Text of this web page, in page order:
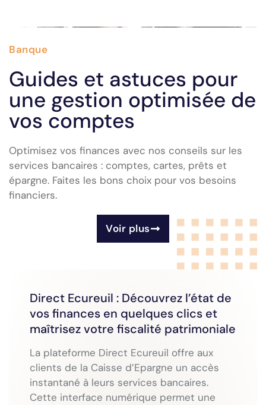
Banque
Guides et astuces pour
une gestion optimisée de
vos comptes
Optimisez vos finances avec nos conseils sur les
services bancaires : comptes, cartes, prêts et
épargne. Faites les bons choix pour vos besoins
financiers.
Voir plus
Direct Ecureuil : Découvrez l’état de
vos finances en quelques clics et
maîtrisez votre fiscalité patrimoniale
La plateforme Direct Ecureuil offre aux
clients de la Caisse d’Epargne un accès
instantané à leurs services bancaires.
Cette interface numérique permet une